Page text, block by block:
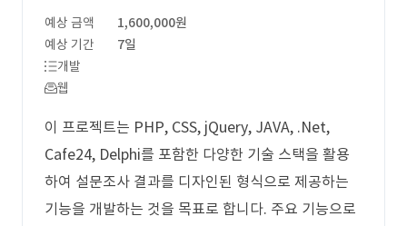
예상 금액
1,600,000원
예상 기간
7일
개발
웹
이 프로젝트는 PHP, CSS, jQuery, JAVA, .Net,
Cafe24, Delphi를 포함한 다양한 기술 스택을 활용
하여 설문조사 결과를 디자인된 형식으로 제공하는
기능을 개발하는 것을 목표로 합니다. 주요 기능으로